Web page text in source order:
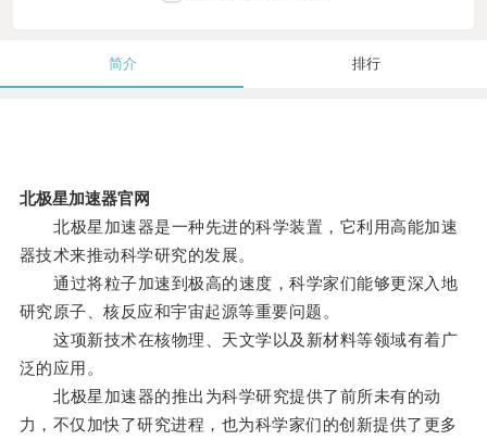
简介 排行
北极星加速器官网
北极星加速器是一种先进的科学装置，它利用高能加速
器技术来推动科学研究的发展。
通过将粒子加速到极高的速度，科学家们能够更深入地
研究原子、核反应和宇宙起源等重要问题。
这项新技术在核物理、天文学以及新材料等领域有着广
泛的应用。
北极星加速器的推出为科学研究提供了前所未有的动
力，不仅加快了研究进程，也为科学家们的创新提供了更多